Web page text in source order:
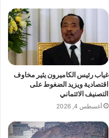
غياب رئيس الكاميرون يثير مخاوف
اقتصادية ويزيد الضغوط على
التصنيف الائتماني
أغسطس 4, 2026